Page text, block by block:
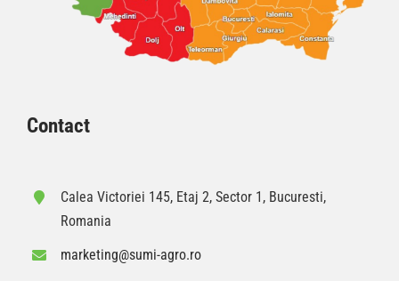
Contact
Calea Victoriei 145, Etaj 2, Sector 1, Bucuresti,
Romania
marketing@sumi-agro.ro